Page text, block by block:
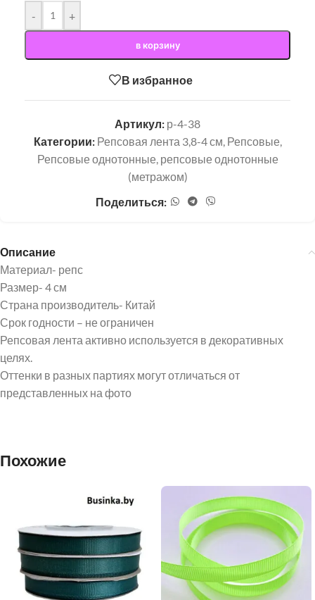
- +
в корзину
В избранное
Артикул: р-4-38
Категории: Репсовая лента 3,8-4 см, Репсовые,
Репсовые однотонные, репсовые однотонные
(метражом)
Поделиться:
Описание
Материал- репс
Размер- 4 см
Страна производитель- Китай
Срок годности – не ограничен
Репсовая лента активно используется в декоративных
целях.
Оттенки в разных партиях могут отличаться от
представленных на фото
Похожие